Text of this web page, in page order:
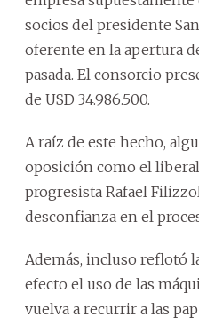
socios del presidente
oferente en la apertura
pasada. El consorcio
de USD 34.986.500.
A raíz de este hecho,
oposición como el
progresista Rafael
desconfianza en el
Además, incluso reflotó
efecto el uso de las
vuelva a recurrir a las